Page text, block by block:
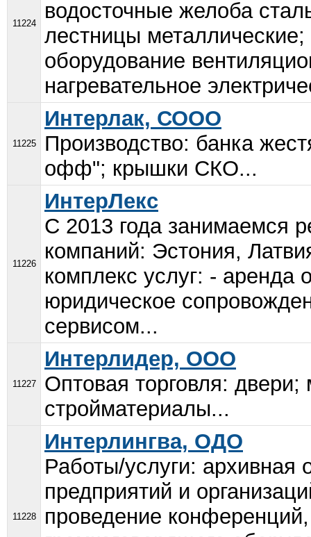
11224
водосточные желоба
лестницы
оборудование
нагревательное
11225
Интерлак, СООО
Производство: банка
офф"; крышки СКО...
11226
ИнтерЛекс
С 2013 года занимаемся
компаний: Эстония,
комплекс услуг: - аренда
юридическое
сервисом...
11227
Интерлидер, ООО
Оптовая торговля:
стройматериалы...
11228
Интерлингва, ОДО
Работы/услуги: архивная
предприятий и
проведение